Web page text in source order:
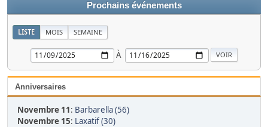
Prochains événements
LISTE MOIS SEMAINE
À
Anniversaires
Novembre 11: Barbarella (56)
Novembre 15: Laxatif (30)